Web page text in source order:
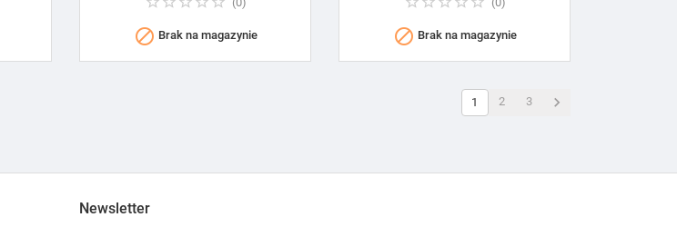
 Brak na magazynie  Brak na magazynie
1 2 3 
Newsletter